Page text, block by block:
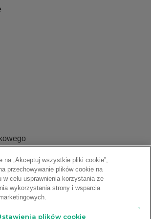
cookie
na „Akceptuj wszystkie pliki cookie”,
przechowywanie plików cookie na
w celu usprawnienia korzystania ze
wykorzystania strony i wsparcia
plików cookie